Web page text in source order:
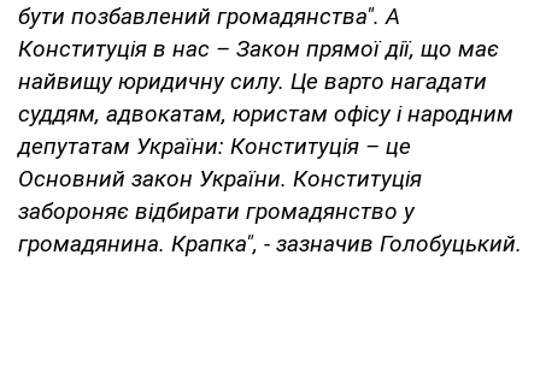
бути позбавлений громадянства". А
Конституція в нас – Закон прямої дії, що має
найвищу юридичну силу. Це варто нагадати
суддям, адвокатам, юристам офісу і народним
депутатам України: Конституція – це
Основний закон України. Конституція
забороняє відбирати громадянство у
громадянина. Крапка", - зазначив Голобуцький.